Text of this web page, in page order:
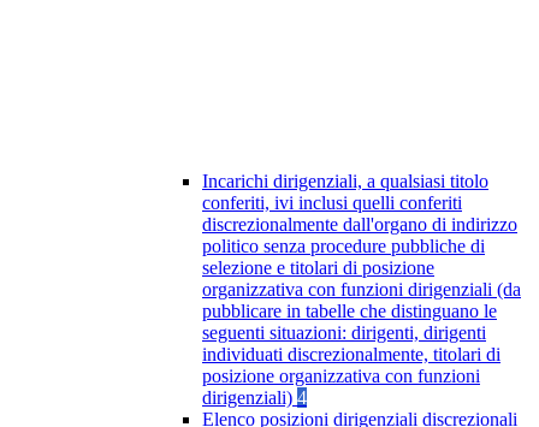
Incarichi dirigenziali, a qualsiasi titolo
conferiti, ivi inclusi quelli conferiti
discrezionalmente dall'organo di indirizzo
politico senza procedure pubbliche di
selezione e titolari di posizione
organizzativa con funzioni dirigenziali (da
pubblicare in tabelle che distinguano le
seguenti situazioni: dirigenti, dirigenti
individuati discrezionalmente, titolari di
posizione organizzativa con funzioni
dirigenziali) 4
Elenco posizioni dirigenziali discrezionali